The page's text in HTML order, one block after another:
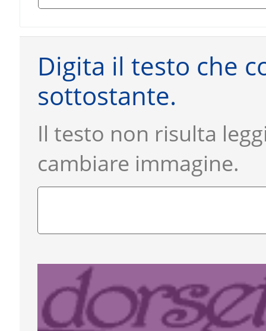
Digita il testo che
sottostante.
Il testo non risulta
cambiare immagine.